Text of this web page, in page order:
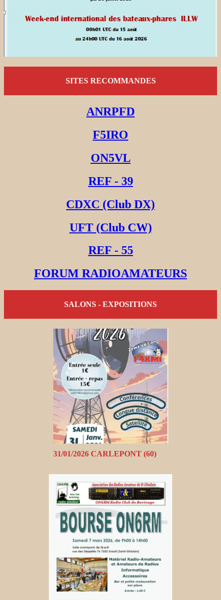
SITES RECOMMANDES
ANRPFD
F5IRO
ON5VL
REF - 39
CDXC (Club DX)
UFT (Club CW)
REF - 55
FORUM RADIOAMATEURS
SALONS - EXPOSITIONS
31/01/2026 CARLEPONT (60)